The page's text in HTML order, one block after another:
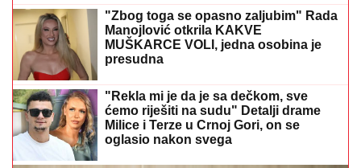
"Zbog toga se opasno zaljubim" Rada
Manojlović otkrila KAKVE
MUŠKARCE VOLI, jedna osobina je
presudna
"Rekla mi je da je sa dečkom, sve
ćemo riješiti na sudu" Detalji drame
Milice i Terze u Crnoj Gori, on se
oglasio nakon svega